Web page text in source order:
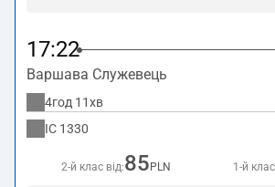
17:22
Варшава Служевець
4год 11хв
IC 1330
2-й клас від:85 PLN 1-й